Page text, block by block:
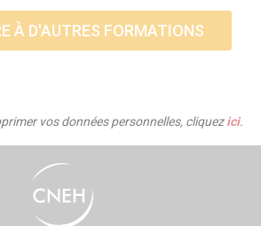
À D'AUTRES FORMATIONS
vos données personnelles, cliquezici.